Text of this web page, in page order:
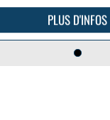
PLUS D'INFOS